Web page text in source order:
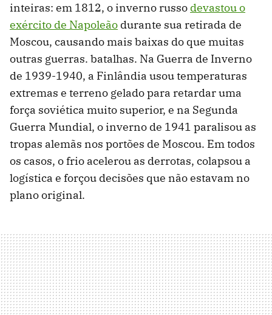
inteiras: em 1812, o inverno russo devastou o
exército de Napoleão durante sua retirada de
Moscou, causando mais baixas do que muitas
outras guerras. batalhas. Na Guerra de Inverno
de 1939-1940, a Finlândia usou temperaturas
extremas e terreno gelado para retardar uma
força soviética muito superior, e na Segunda
Guerra Mundial, o inverno de 1941 paralisou as
tropas alemãs nos portões de Moscou. Em todos
os casos, o frio acelerou as derrotas, colapsou a
logística e forçou decisões que não estavam no
plano original.